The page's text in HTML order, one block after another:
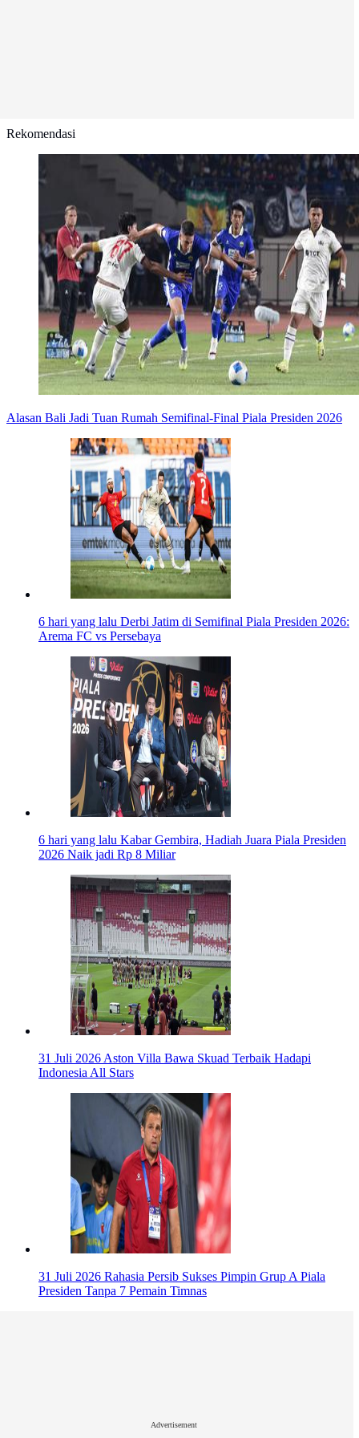
Rekomendasi
Alasan Bali Jadi Tuan Rumah Semifinal-Final Piala Presiden 2026
6 hari yang lalu Derbi Jatim di Semifinal Piala Presiden 2026:
Arema FC vs Persebaya
6 hari yang lalu Kabar Gembira, Hadiah Juara Piala Presiden
2026 Naik jadi Rp 8 Miliar
31 Juli 2026 Aston Villa Bawa Skuad Terbaik Hadapi
Indonesia All Stars
31 Juli 2026 Rahasia Persib Sukses Pimpin Grup A Piala
Presiden Tanpa 7 Pemain Timnas
Advertisement